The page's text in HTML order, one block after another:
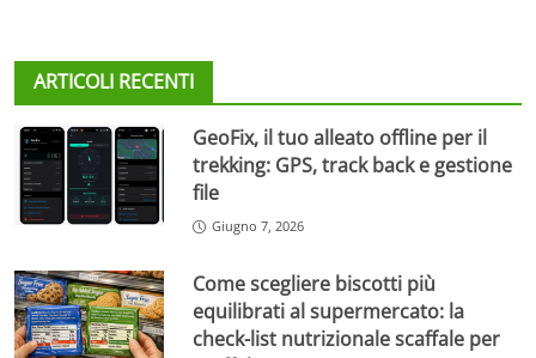
ARTICOLI RECENTI
GeoFix, il tuo alleato offline per il
trekking: GPS, track back e gestione
file
Giugno 7, 2026
Come scegliere biscotti più
equilibrati al supermercato: la
check-list nutrizionale scaffale per